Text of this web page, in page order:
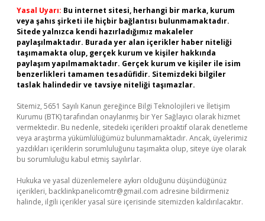
Yasal Uyarı: Bu internet sitesi, herhangi bir marka, kurum
veya şahıs şirketi ile hiçbir bağlantısı bulunmamaktadır.
Sitede yalnızca kendi hazırladığımız makaleler
paylaşılmaktadır. Burada yer alan içerikler haber niteliği
taşımamakta olup, gerçek kurum ve kişiler hakkında
paylaşım yapılmamaktadır. Gerçek kurum ve kişiler ile isim
benzerlikleri tamamen tesadüfidir. Sitemizdeki bilgiler
taslak halindedir ve tavsiye niteliği taşımazlar.
Sitemiz, 5651 Sayılı Kanun gereğince Bilgi Teknolojileri ve İletişim
Kurumu (BTK) tarafından onaylanmış bir Yer Sağlayıcı olarak hizmet
vermektedir. Bu nedenle, sitedeki içerikleri proaktif olarak denetleme
veya araştırma yükümlülüğümüz bulunmamaktadır. Ancak, üyelerimiz
yazdıkları içeriklerin sorumluluğunu taşımakta olup, siteye üye olarak
bu sorumluluğu kabul etmiş sayılırlar.
Hukuka ve yasal düzenlemelere aykırı olduğunu düşündüğünüz
içerikleri, backlinkpanelicomtr@gmail.com adresine bildirmeniz
halinde, ilgili içerikler yasal süre içerisinde sitemizden kaldırılacaktır.